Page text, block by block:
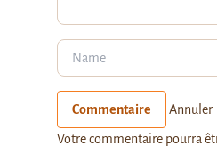
Commentaire Annuler
Votre commentaire pourra